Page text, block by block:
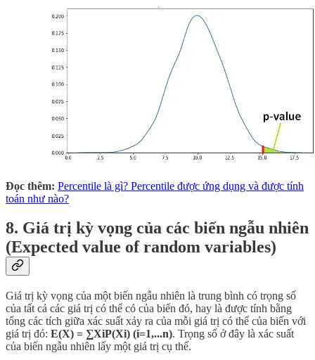
Đọc thêm: Percentile là gì? Percentile được ứng dụng và được tính
toán như nào?
8. Giá trị kỳ vọng của các biến ngẫu nhiên
(Expected value of random variables)
Giá trị kỳ vọng của một biến ngẫu nhiên là trung bình có trọng số
của tất cả các giá trị có thể có của biến đó, hay là được tính bằng
tổng các tích giữa xác suất xảy ra của mỗi giá trị có thể của biến với
giá trị đó: E(X) = ∑XiP(Xi) (i=1,...n). Trọng số ở đây là xác suất
của biến ngẫu nhiên lấy một giá trị cụ thể.